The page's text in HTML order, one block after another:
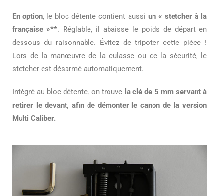
En option, le bloc détente contient aussi un « stetcher à la
française »**. Réglable, il abaisse le poids de départ en
dessous du raisonnable. Évitez de tripoter cette pièce !
Lors de la manœuvre de la culasse ou de la sécurité, le
stetcher est désarmé automatiquement.
Intégré au bloc détente, on trouve la clé de 5 mm servant à
retirer le devant, afin de démonter le canon de la version
Multi Caliber.